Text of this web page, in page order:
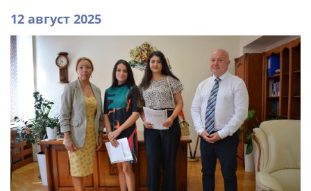
12 август 2025